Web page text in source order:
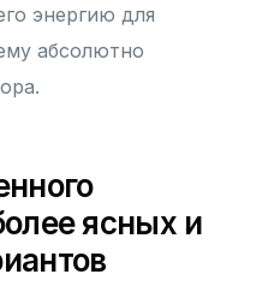
энергию для
абсолютно
ясных и